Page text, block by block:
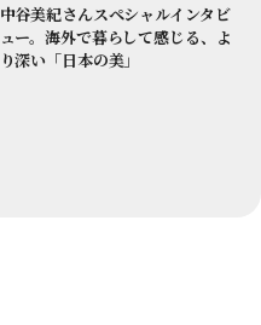
中谷美紀さんスペシャルインタビ
ュー。海外で暮らして感じる、よ
り深い「日本の美」